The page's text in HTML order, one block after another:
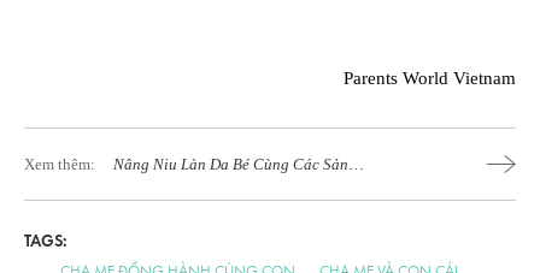
Parents World Vietnam
Xem thêm:
Nâng Niu Làn Da Bé Cùng Các Sản
TAGS: